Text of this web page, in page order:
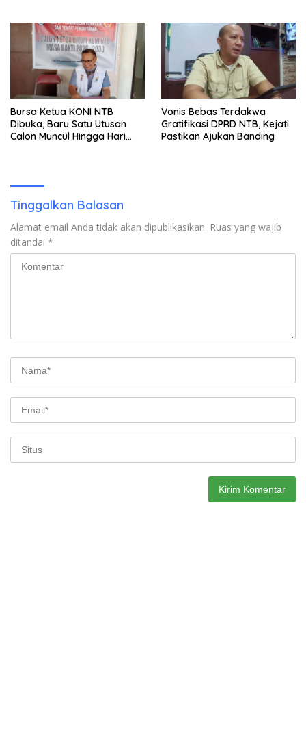
Bursa Ketua KONI NTB
Dibuka, Baru Satu Utusan
Calon Muncul Hingga Hari
Vonis Bebas Terdakwa
Gratifikasi DPRD NTB, Kejati
Pastikan Ajukan Banding
Tinggalkan Balasan
Alamat email Anda tidak akan dipublikasikan. Ruas yang wajib
ditandai *